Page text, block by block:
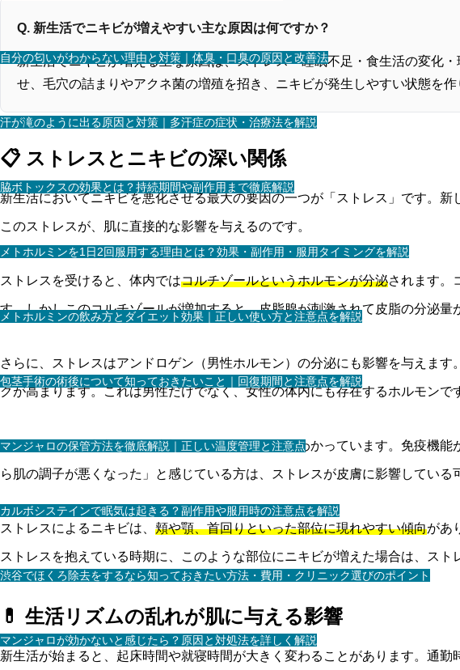
自分の匂いがわからない理由と対策｜体臭・口臭の原因と改善法
汗が滝のように出る原因と対策｜多汗症の症状・治療法を解説
脇ボトックスの効果とは？持続期間や副作用まで徹底解説
メトホルミンを1日2回服用する理由とは？効果・副作用・服用タイミングを解説
メトホルミンの飲み方とダイエット効果｜正しい使い方と注意点を解説
包茎手術の術後について知っておきたいこと｜回復期間と注意点を解説
マンジャロの保管方法を徹底解説｜正しい温度管理と注意点
カルボシステインで眠気は起きる？副作用や服用時の注意点を解説
渋谷でほくろ除去をするなら知っておきたい方法・費用・クリニック選びのポイント
マンジャロが効かないと感じたら？原因と対処法を詳しく解説
Q. 新生活でニキビが増えやすい主な原因は何ですか？
新生活でニキビが増える主な原因は、ストレス・睡眠不足・食生活の変化
せ、毛穴の詰まりやアクネ菌の増殖を招き、ニキビが発生しやすい状態を作
📋 ストレスとニキビの深い関係
新生活においてニキビを悪化させる最大の要因の一つが「ストレス」です。
このストレスが、肌に直接的な影響を与えるのです。
ストレスを受けると、体内ではコルチゾールというホルモンが分泌されます。
す。しかしこのコルチゾールが増加すると、皮脂腺が刺激されて皮脂の分泌
さらに、ストレスはアンドロゲン（男性ホルモン）の分泌にも影響を与えま
クが高まります。これは男性だけでなく、女性の体内にも存在するホルモンで
また、ストレス状態では免疫機能が低下することもわかっています。免疫機
ら肌の調子が悪くなった」と感じている方は、ストレスが皮膚に影響している
ストレスによるニキビは、 頬や顎、首回りといった部位に現れやすい傾向があ
ストレスを抱えている時期に、このような部位にニキビが増えた場合は、スト
💊 生活リズムの乱れが肌に与える影響
新生活が始まると、起床時間や就寝時間が大きく変わることがあります。通